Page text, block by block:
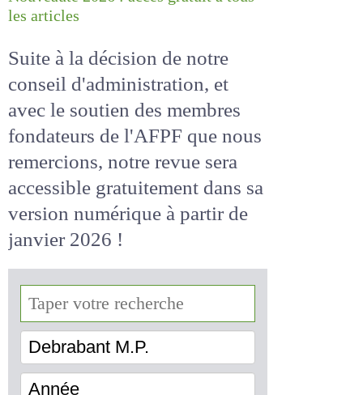
Nouveauté 2026 : accès gratuit à
Suite à la décision de notre
conseil d'administration, et
avec le soutien des membres
fondateurs de l'AFPF que nous
remercions, notre revue sera
accessiblegratuitementdans
sa version numérique
de janvier 2026 !
Debrabant M.P.